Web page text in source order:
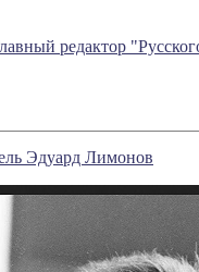
редактор
Эдуард Лимонов